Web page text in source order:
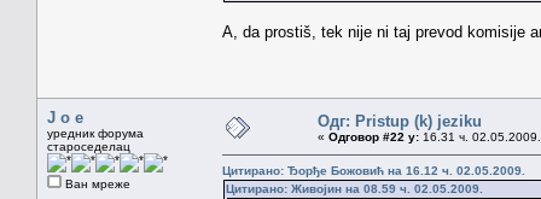
A, da prostiš, tek nije ni taj prevod komisije
J o e
уредник форума
староседелац
Ван мреже
Одг: Pristup (k) jeziku
« Одговор #22 у: 16.31 ч.
Цитирано: Ђорђе Божовић на 16.12 ч. 02.05.2009.
Цитирано: Живојин на 08.59 ч. 02.05.2009.